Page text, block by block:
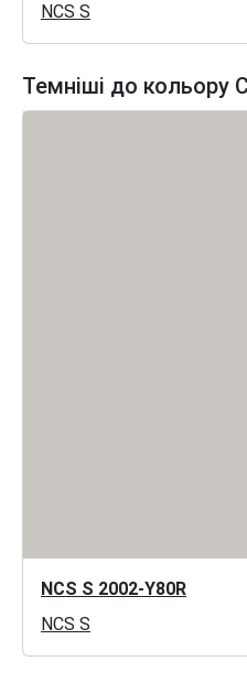
NCS S
Темніші до кольору
NCS S 2002-Y80R
NCS S